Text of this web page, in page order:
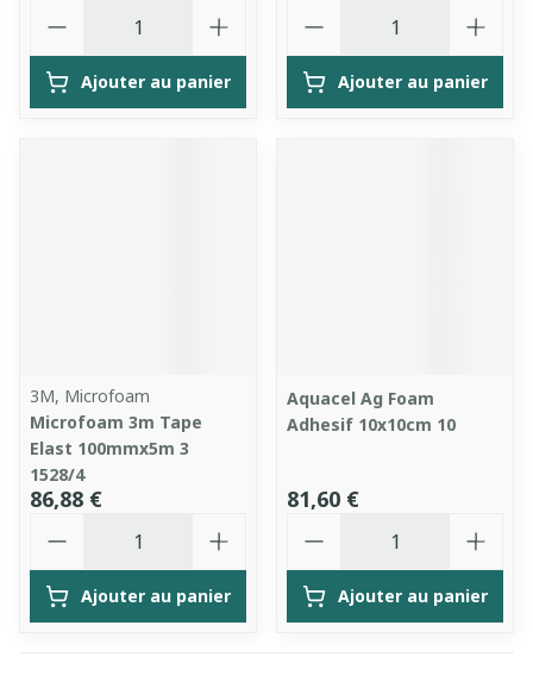
Ajouter au panier Ajouter au panier
3M, Microfoam
Microfoam 3m Tape
Elast 100mmx5m 3
1528/4
86,88 €
Ajouter au panier
Aquacel Ag Foam
Adhesif 10x10cm 10
81,60 €
Ajouter au panier